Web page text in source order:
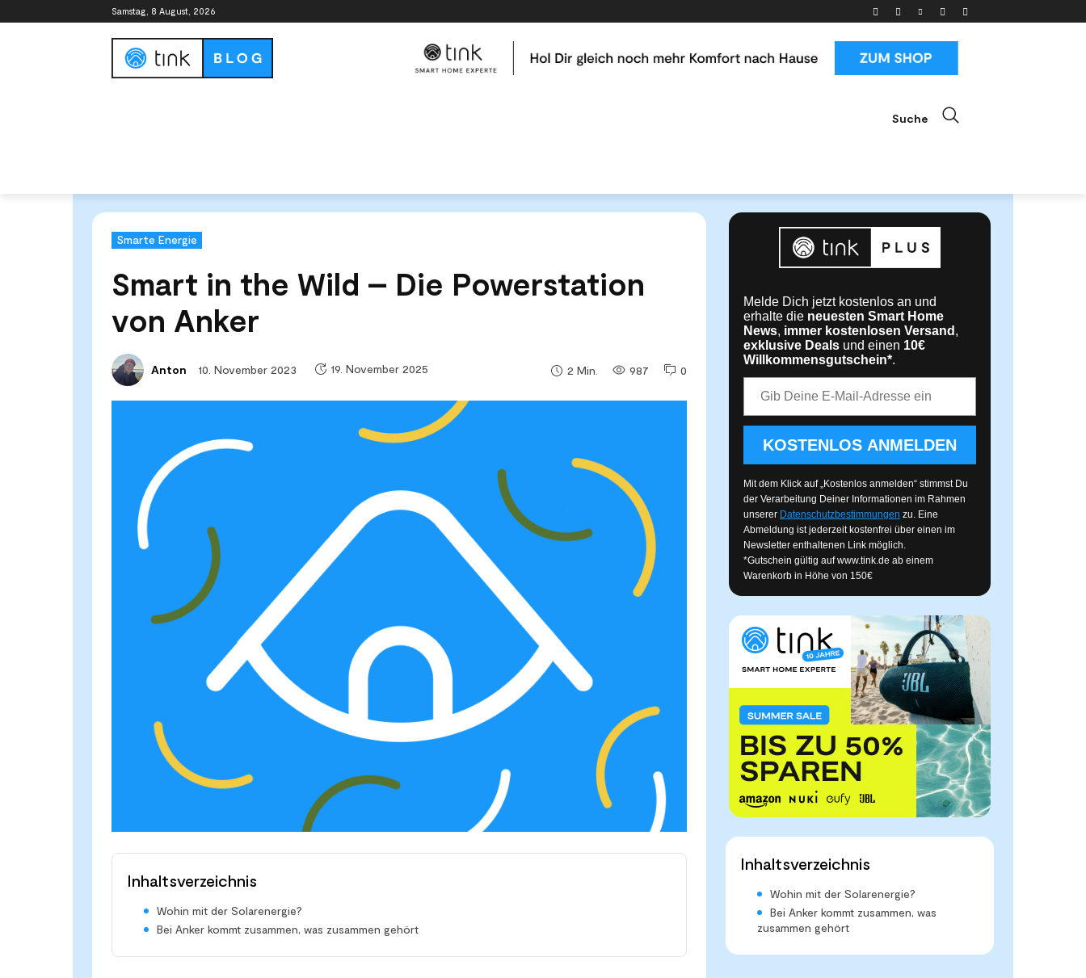
Samstag, 8 August, 2026
Suche
Smarte Energie
Smart in the Wild – Die Powerstation
von Anker
Anton 10. November 2023 19. November 2025 0
987
2 Min.
Inhaltsverzeichnis
Wohin mit der Solarenergie?
Bei Anker kommt zusammen, was zusammen gehört
Melde Dich jetzt kostenlos an und
erhalte die neuesten Smart Home
News, immer kostenlosen Versand ,
exklusive Deals und einen 10€
Willkommensgutschein*.
KOSTENLOS ANMELDEN
Mit dem Klick auf „Kostenlos anmelden“ stimmst Du
der Verarbeitung Deiner Informationen im Rahmen
unserer Datenschutzbestimmungen zu. Eine
Abmeldung ist jederzeit kostenfrei über einen im
Newsletter enthaltenen Link möglich.
*Gutschein gültig aufwww.tink.de ab einem
Warenkorb in Höhe von 150€
Inhaltsverzeichnis
Wohin mit der Solarenergie?
Bei Anker kommt zusammen, was
zusammen gehört